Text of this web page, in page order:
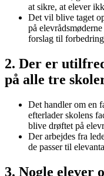
at sikre, at elever
Det vil blive taget
på
forslag til
2. Der er
på alle tre
Det handler om en
efterlader skolens
blive drøftet på
Der arbejdes fra
de passer til
3. Nogle elever